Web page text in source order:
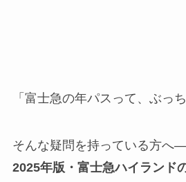
「富士急の年パスって、ぶっ
そんな疑問を持っている方へ
2025年版・富士急ハイランド